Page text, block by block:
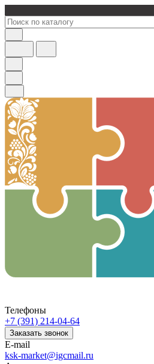
Телефоны
+7 (391) 214-04-64
Заказать звонок
E-mail
ksk-market@igcmail.ru